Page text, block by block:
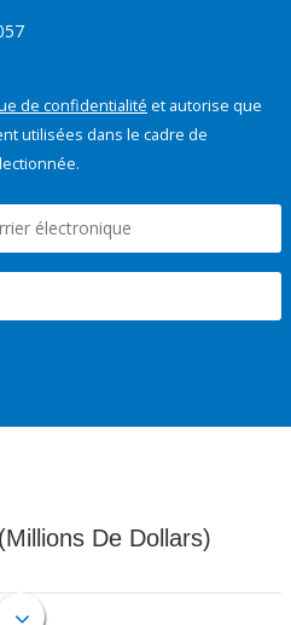
de confidentialité et autorise que
utilisées dans le cadre de
De Dollars)